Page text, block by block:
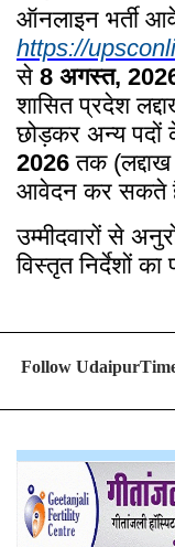
ऑनलाइन भर्ती
https://
से 8 अगस्त,
शासित प्रदेश
छोड़कर अन्य पदों
2026 तक(
आवेदन कर सकते
उम्मीदवारों से
विस्तृत निर्देशों
Follow